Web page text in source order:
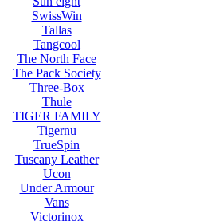
SwissWin
Tallas
Tangcool
The North Face
The Pack Society
Three-Box
Thule
TIGER FAMILY
Tigernu
TrueSpin
Tuscany Leather
Ucon
Under Armour
Vans
Victorinox